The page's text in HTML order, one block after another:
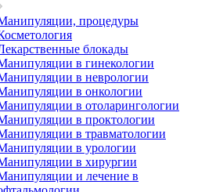
процедуры
блокады
в гинекологии
в неврологии
в онкологии
в отоларингологии
в проктологии
в травматологии
в урологии
в хирургии
и лечение в